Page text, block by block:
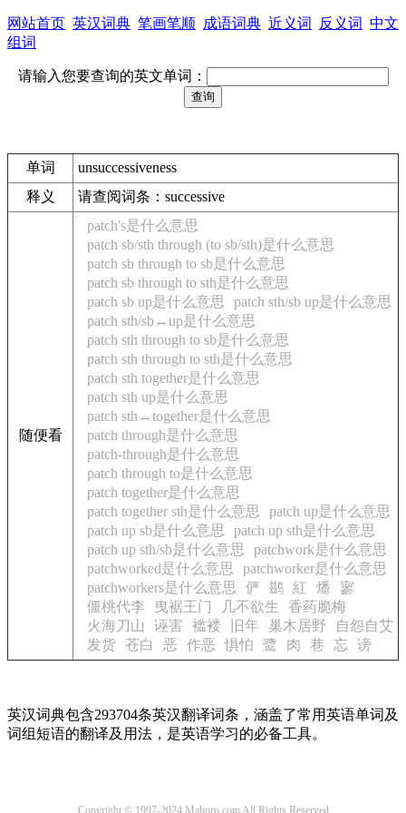
网站首页 英汉词典 笔画笔顺 成语词典 近义词 反义词 中文
组词
请输入您要查询的英文单词：
单词
unsuccessiveness
释义
请查阅词条：successive
随便看
patch's是什么意思
patch sb/sth through (to sb/sth)是什么意思
patch sb through to sb是什么意思
patch sb through to sth是什么意思
patch sb up是什么意思
patch sth/sb up是什么意思
patch sth/sb↔up是什么意思
patch sth through to sb是什么意思
patch sth through to sth是什么意思
patch sth together是什么意思
patch sth up是什么意思
patch sth↔together是什么意思
patch through是什么意思
patch-through是什么意思
patch through to是什么意思
patch together是什么意思
patch together sth是什么意思
patch up是什么意思
patch up sb是什么意思
patch up sth是什么意思
patch up sth/sb是什么意思
patchwork是什么意思
patchworked是什么意思
patchworker是什么意思
patchworkers是什么意思
俨 鹚 紅 燔
寥
僵桃代李
曳裾王门 几不欲生
香药脆梅
火海刀山
诬害 褴褛 旧年 巢木居野
自怨自艾
发货 苍白 恶 作恶 惧怕 鹭 肉 巷 忘 谤
英汉词典包含293704条英汉翻译词条，涵盖了常用英语单词及
词组短语的翻译及用法，是英语学习的必备工具。
Copyright © 1997-2024 Mahpro.com All Rights Reserved